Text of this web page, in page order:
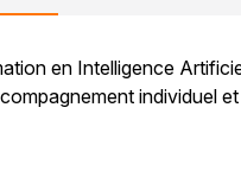
en Intelligence
individuel